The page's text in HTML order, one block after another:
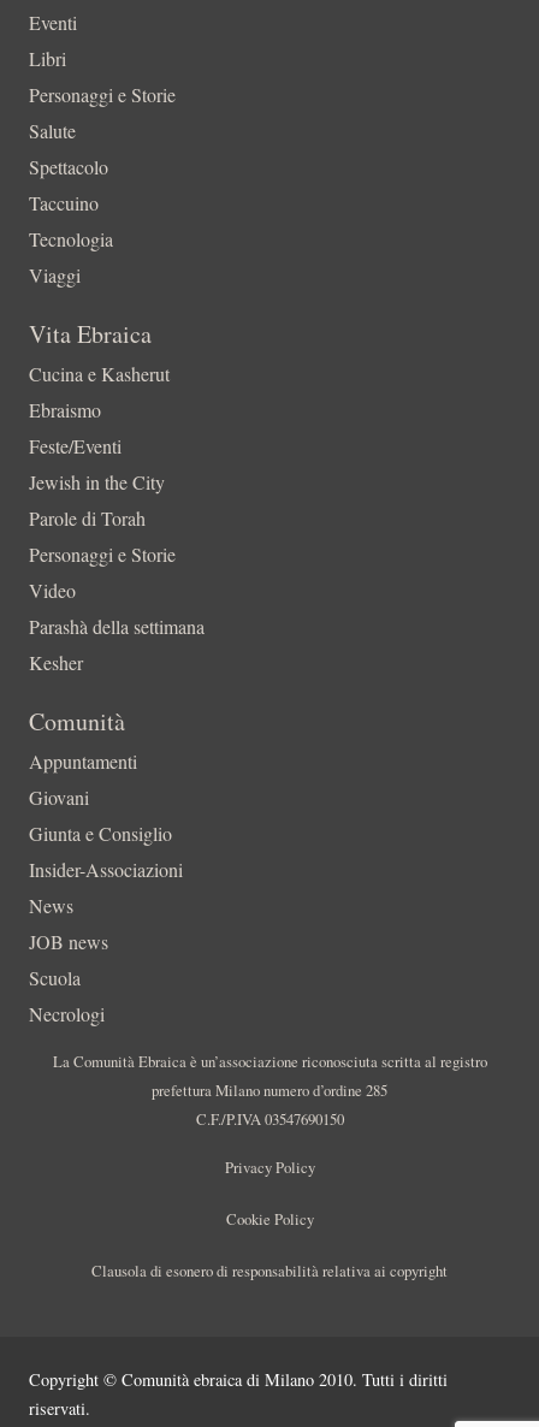
Eventi
Libri
Personaggi e Storie
Salute
Spettacolo
Taccuino
Tecnologia
Viaggi
Vita Ebraica
Cucina e Kasherut
Ebraismo
Feste/Eventi
Jewish in the City
Parole di Torah
Personaggi e Storie
Video
Parashà della settimana
Kesher
Comunità
Appuntamenti
Giovani
Giunta e Consiglio
Insider-Associazioni
News
JOB news
Scuola
Necrologi
La Comunità Ebraica è un’associazione riconosciuta scritta al registro
prefettura Milano numero d’ordine 285
C.F./P.IVA 03547690150
Privacy Policy
Cookie Policy
Clausola di esonero di responsabilità relativa ai copyright
Copyright © Comunità ebraica di Milano 2010. Tutti i diritti
riservati.